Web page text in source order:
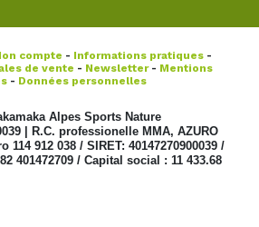
compte - Informations pratiques -
de vente - Newsletter- Mentions
- Données personnelles
Alpes Sports Nature
| R.C. professionelle MMA, AZURO
114 912 038 / SIRET: 40147270900039 /
401472709 / Capital social : 11 433.68